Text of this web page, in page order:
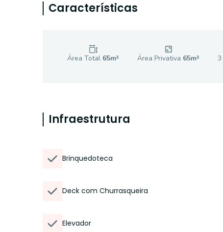
Características
Área Total 65m² Área Privativa 65m² 3
Infraestrutura
Brinquedoteca
Deck com Churrasqueira
Elevador